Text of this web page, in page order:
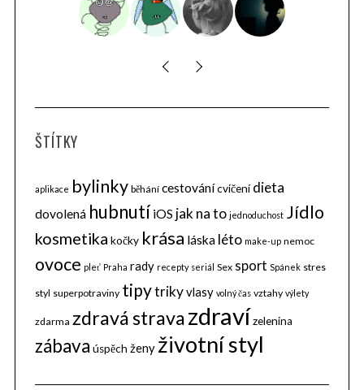
ŠTÍTKY
aplikace bylinky běhání cestovánícvičení dieta
dovolená hubnutí iOS jak na to jednoduchost Jídlo
kosmetika kočky krása láska léto make-up nemoc
ovoce pleť Praha rady recepty seriál Sex sport Spánek stres
styl superpotraviny tipytrikyvlasy volný čas vztahy výlety
zdarma zdravá stravazdravízelenina
zábava úspěch ženy životní styl